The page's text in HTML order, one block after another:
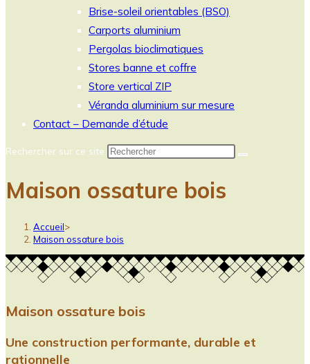
Brise-soleil orientables (BSO)
Carports aluminium
Pergolas bioclimatiques
Stores banne et coffre
Store vertical ZIP
Véranda aluminium sur mesure
Contact – Demande d’étude
Rechercher sur ce site
Maison ossature bois
Accueil>
Maison ossature bois
Maison ossature bois
Une construction performante, durable et
rationnelle